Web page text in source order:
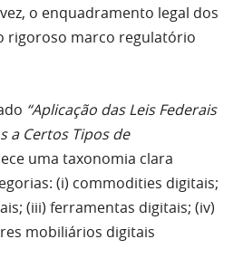
o enquadramento legal dos
rigoroso marco regulatório
“Aplicação das Leis Federais
a Certos Tipos de
uma taxonomia clara
(i) commodities digitais;
(iii) ferramentas digitais; (iv)
mobiliários digitais